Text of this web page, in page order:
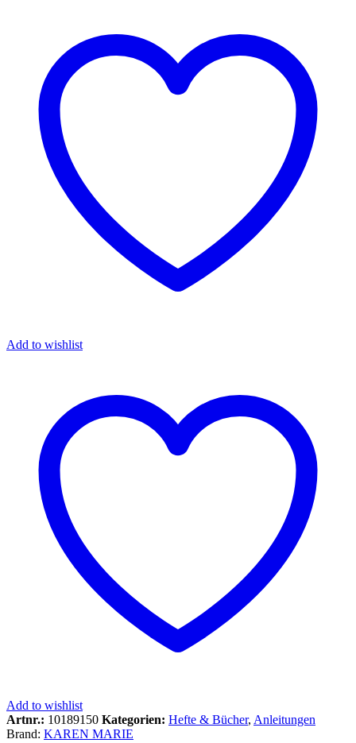
Add to wishlist
Add to wishlist
Artnr.: 10189150 Kategorien: Hefte & Bücher, Anleitungen
Brand: KAREN MARIE